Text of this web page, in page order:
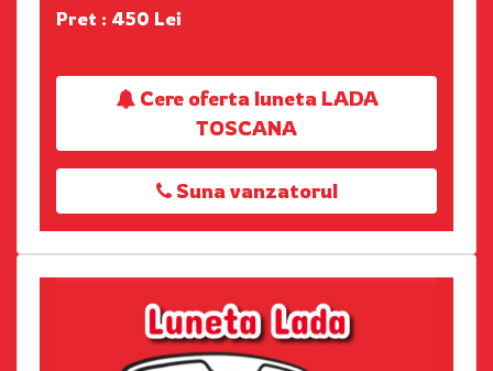
Pret : 450 Lei
Cere oferta luneta LADA
TOSCANA
Suna vanzatorul